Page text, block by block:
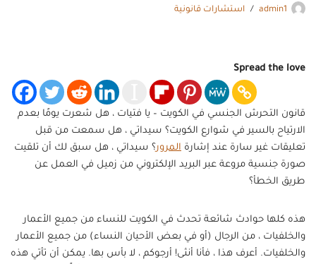
admin1 استشارات قانونية
Spread the love
قانون التحرش الجنسي في الكويت – يا فتيات ، هل شعرت يومًا بعدم
الارتياح بالسير في شوارع الكويت؟ سيداتي ، هل سمعت من قبل
تعليقات غير سارة عند إشارة المرور؟ سيداتي ، هل سبق لك أن تلقيت
صورة جنسية مروعة عبر البريد الإلكتروني من زميل في العمل عن
طريق الخطأ؟
هذه كلها حوادث شائعة تحدث في الكويت للنساء من جميع الأعمار
والخلفيات ، من الرجال (أو في بعض الأحيان النساء) من جميع الأعمار
والخلفيات. أعرف هذا ، فأنا أنثى! أرجوكم ، لا بأس بها. يمكن أن تأتي هذه